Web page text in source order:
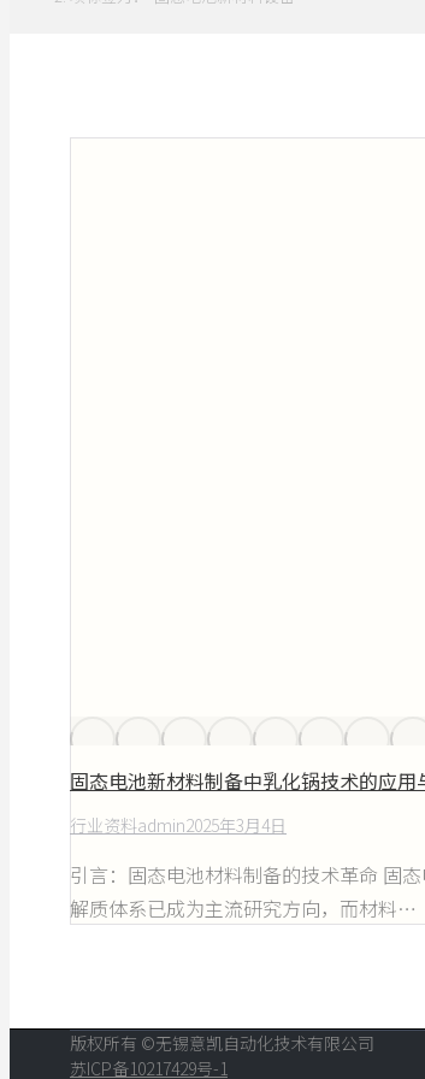
固态电池新材料制备中乳化锅技术的应用
行业资料admin2025年3月4日
引言：固态电池材料制备的技术革命 固
解质体系已成为主流研究方向，而材料…
版权所有 ©无锡意凯自动化技术有限公司
苏ICP备10217429号-1